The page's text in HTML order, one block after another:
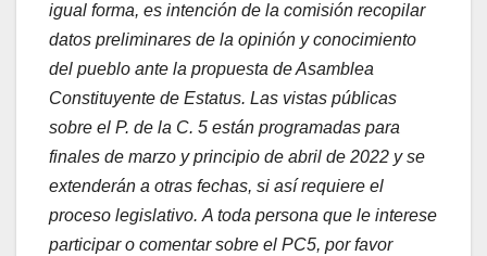
igual forma, es intención de la comisión recopilar
datos preliminares de la opinión y conocimiento
del pueblo ante la propuesta de Asamblea
Constituyente de Estatus. Las vistas públicas
sobre el P. de la C. 5 están programadas para
finales de marzo y principio de abril de 2022 y se
extenderán a otras fechas, si así requiere el
proceso legislativo. A toda persona que le interese
participar o comentar sobre el PC5, por favor